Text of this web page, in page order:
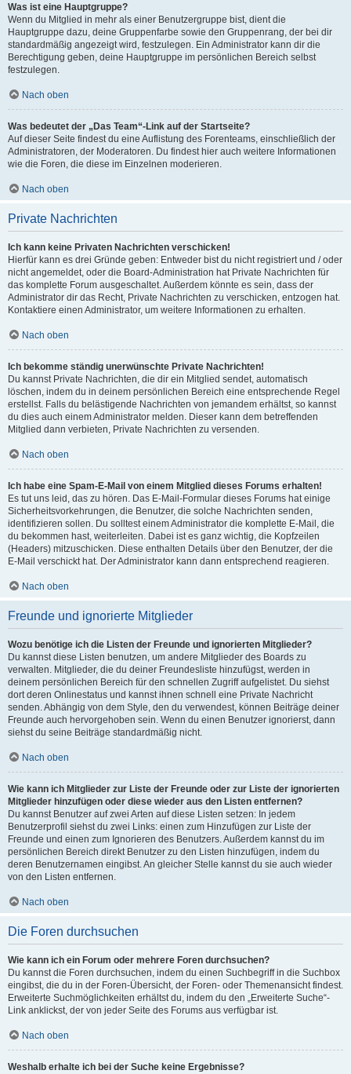
Was ist eine Hauptgruppe?
Wenn du Mitglied in mehr als einer Benutzergruppe bist, dient die
Hauptgruppe dazu, deine Gruppenfarbe sowie den Gruppenrang, der bei dir
standardmäßig angezeigt wird, festzulegen. Ein Administrator kann dir die
Berechtigung geben, deine Hauptgruppe im persönlichen Bereich selbst
festzulegen.
Nach oben
Was bedeutet der „Das Team“-Link auf der Startseite?
Auf dieser Seite findest du eine Auflistung des Forenteams, einschließlich der
Administratoren, der Moderatoren. Du findest hier auch weitere Informationen
wie die Foren, die diese im Einzelnen moderieren.
Nach oben
Private Nachrichten
Ich kann keine Privaten Nachrichten verschicken!
Hierfür kann es drei Gründe geben: Entweder bist du nicht registriert und / oder
nicht angemeldet, oder die Board-Administration hat Private Nachrichten für
das komplette Forum ausgeschaltet. Außerdem könnte es sein, dass der
Administrator dir das Recht, Private Nachrichten zu verschicken, entzogen hat.
Kontaktiere einen Administrator, um weitere Informationen zu erhalten.
Nach oben
Ich bekomme ständig unerwünschte Private Nachrichten!
Du kannst Private Nachrichten, die dir ein Mitglied sendet, automatisch
löschen, indem du in deinem persönlichen Bereich eine entsprechende Regel
erstellst. Falls du belästigende Nachrichten von jemandem erhältst, so kannst
du dies auch einem Administrator melden. Dieser kann dem betreffenden
Mitglied dann verbieten, Private Nachrichten zu versenden.
Nach oben
Ich habe eine Spam-E-Mail von einem Mitglied dieses Forums erhalten!
Es tut uns leid, das zu hören. Das E-Mail-Formular dieses Forums hat einige
Sicherheitsvorkehrungen, die Benutzer, die solche Nachrichten senden,
identifizieren sollen. Du solltest einem Administrator die komplette E-Mail, die
du bekommen hast, weiterleiten. Dabei ist es ganz wichtig, die Kopfzeilen
(Headers) mitzuschicken. Diese enthalten Details über den Benutzer, der die
E-Mail verschickt hat. Der Administrator kann dann entsprechend reagieren.
Nach oben
Freunde und ignorierte Mitglieder
Wozu benötige ich die Listen der Freunde und ignorierten Mitglieder?
Du kannst diese Listen benutzen, um andere Mitglieder des Boards zu
verwalten. Mitglieder, die du deiner Freundesliste hinzufügst, werden in
deinem persönlichen Bereich für den schnellen Zugriff aufgelistet. Du siehst
dort deren Onlinestatus und kannst ihnen schnell eine Private Nachricht
senden. Abhängig von dem Style, den du verwendest, können Beiträge deiner
Freunde auch hervorgehoben sein. Wenn du einen Benutzer ignorierst, dann
siehst du seine Beiträge standardmäßig nicht.
Nach oben
Wie kann ich Mitglieder zur Liste der Freunde oder zur Liste der ignorierten
Mitglieder hinzufügen oder diese wieder aus den Listen entfernen?
Du kannst Benutzer auf zwei Arten auf diese Listen setzen: In jedem
Benutzerprofil siehst du zwei Links: einen zum Hinzufügen zur Liste der
Freunde und einen zum Ignorieren des Benutzers. Außerdem kannst du im
persönlichen Bereich direkt Benutzer zu den Listen hinzufügen, indem du
deren Benutzernamen eingibst. An gleicher Stelle kannst du sie auch wieder
von den Listen entfernen.
Nach oben
Die Foren durchsuchen
Wie kann ich ein Forum oder mehrere Foren durchsuchen?
Du kannst die Foren durchsuchen, indem du einen Suchbegriff in die Suchbox
eingibst, die du in der Foren-Übersicht, der Foren- oder Themenansicht findest.
Erweiterte Suchmöglichkeiten erhältst du, indem du den „Erweiterte Suche“-
Link anklickst, der von jeder Seite des Forums aus verfügbar ist.
Nach oben
Weshalb erhalte ich bei der Suche keine Ergebnisse?